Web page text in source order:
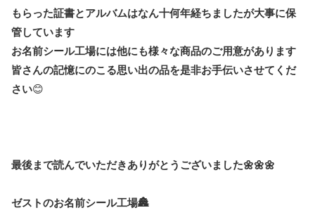
もらった証書とアルバムはなん十何年経ちましたが大事に保
管しています
お名前シール工場には他にも様々な商品のご用意があります
皆さんの記憶にのこる思い出の品を是非お手伝いさせてくだ
さい😊
最後まで読んでいただきありがとうございました🌼🌼🌼
ゼストのお名前シール工場🏯